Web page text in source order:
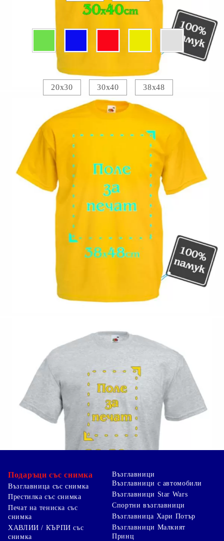
Печатно поле :
20х30 30х40 38х48
Прикачете изображение за отпечатване :
Изображение 1
Добавете текст за отпечатване:
Коментар към продукта:
Подаръци със снимка
Възглавница със снимка
Престилка със снимка
Печат на тениска със
снимка
ХАВЛИИ / КЪРПИ със
снимка
Възглавници
Възглавници с автомобили
Възглавници Star Wars
Спортни възглавници
Възглавница Хари Потър
Възглавници Малкият
Принц